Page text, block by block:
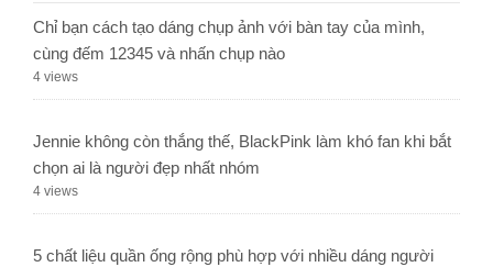
Chỉ bạn cách tạo dáng chụp ảnh với bàn tay của mình,
cùng đếm 12345 và nhấn chụp nào
4 views
Jennie không còn thắng thế, BlackPink làm khó fan khi bắt
chọn ai là người đẹp nhất nhóm
4 views
5 chất liệu quần ống rộng phù hợp với nhiều dáng người